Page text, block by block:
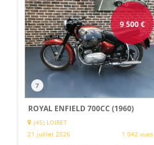
9 500€
7
ROYAL ENFIELD 700CC (1960)
(45) LOIRET
21 juillet 2026
1 042 vues